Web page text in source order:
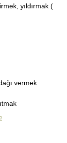
yıldırmak (
vermek